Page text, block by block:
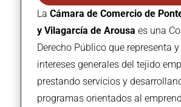
La Cámara de Comercio de
y Vilagarcía de Arousa es una
Derecho Público que representa
intereses generales del tejido
prestando servicios y
programas orientados al